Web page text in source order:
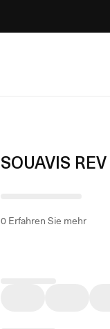
SOUAVIS
0Erfahren Sie mehr